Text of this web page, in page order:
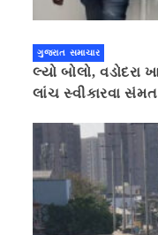
ગુજરાત સમાચાર
લ્યો બોલો,
લાંચ સ્વીકારવા